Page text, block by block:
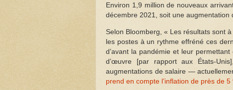
Environ 1,9 million de nouveaux
décembre 2021, soit une
Selon Bloomberg, « Les résultats sont
les postes à un rythme effréné ces
d’avant la pandémie et leur
d’œuvre [par rapport aux États-
augmentations de salaire —
prend en compte l’inflation de près de 5